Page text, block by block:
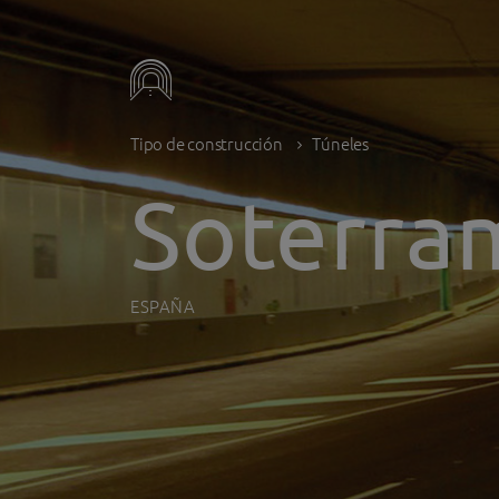
Tipo de construcción Túneles
ESPAÑA